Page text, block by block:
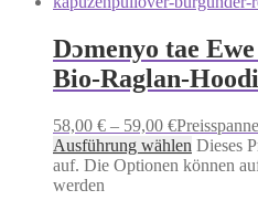
Dɔmenyo tae
Bio-Raglan-
58,00 € – 59,00 €
Ausführung wählen Dieses
auf. Die Optionen können
werden